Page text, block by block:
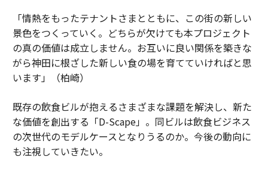
「情熱をもったテナントさまとともに、この街の新しい
景色をつくっていく。どちらが欠けても本プロジェクト
の真の価値は成立しません。お互いに良い関係を築きな
がら神田に根ざした新しい食の場を育てていければと思
います」（柏崎）
既存の飲食ビルが抱えるさまざまな課題を解決し、新た
な価値を創出する「D-Scape」。同ビルは飲食ビジネス
の次世代のモデルケースとなりうるのか。今後の動向に
も注視していきたい。